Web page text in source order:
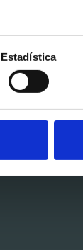
Estadística